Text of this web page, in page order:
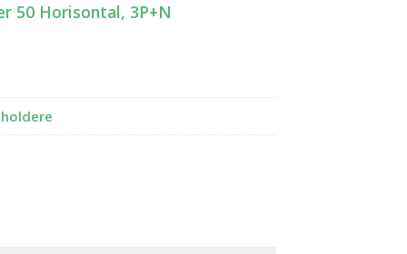
50 Horisontal, 3P+N